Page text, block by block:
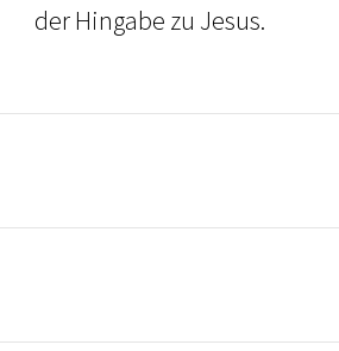
der Hingabe zu Jesus.